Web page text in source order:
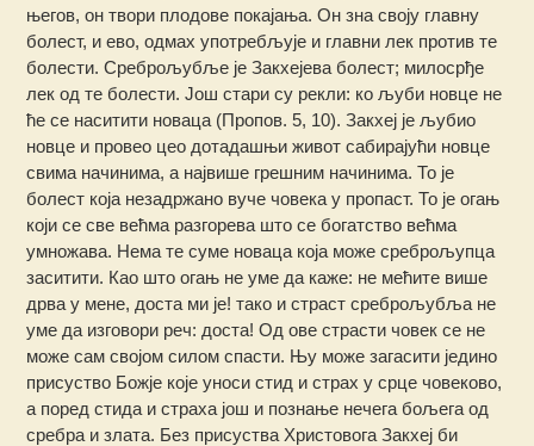
његов, он твори плодове покајања. Он зна своју главну
болест, и ево, одмах употребљује и главни лек против те
болести. Среброљубље је Закхејева болест; милосрђе
лек од те болести. Још стари су рекли: ко љуби новце не
ће се наситити новаца (Пропов. 5, 10). Закхеј је љубио
новце и провео цео дотадашњи живот сабирајући новце
свима начинима, а највише грешним начинима. То је
болест која незадржано вуче човека у пропаст. То је огањ
који се све већма разгорева што се богатство већма
умножава. Нема те суме новаца која може среброљупца
заситити. Као што огањ не уме да каже: не мећите више
дрва у мене, доста ми је! тако и страст среброљубља не
уме да изговори реч: доста! Од ове страсти човек се не
може сам својом силом спасти. Њу може загасити једино
присуство Божје које уноси стид и страх у срце човеково,
а поред стида и страха још и познање нечега бољега од
сребра и злата. Без присуства Христовога Закхеј би